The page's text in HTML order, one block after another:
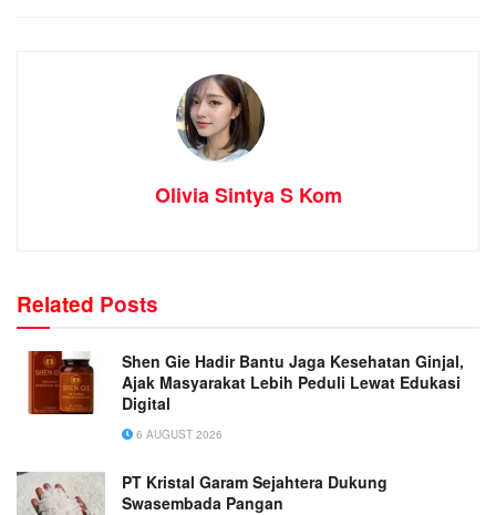
Olivia Sintya S Kom
Related Posts
Shen Gie Hadir Bantu Jaga Kesehatan Ginjal,
Ajak Masyarakat Lebih Peduli Lewat Edukasi
Digital
6 AUGUST 2026
PT Kristal Garam Sejahtera Dukung
Swasembada Pangan